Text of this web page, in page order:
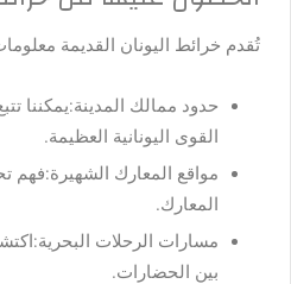
تُقدم خرائط اليونان القديمة
حدود ممالك المدينة:يمكننا
القوى اليونانية العظيمة.
مواقع المعارك الشهيرة:فهم
المعارك.
مسارات الرحلات البحرية:
بين الحضارات.